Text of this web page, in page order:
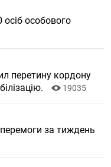
особового
перетину кордону
19035
за тиждень